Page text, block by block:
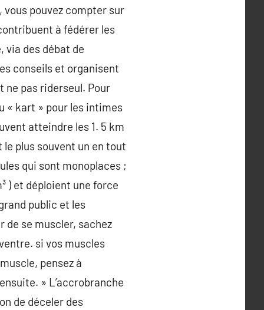
pouvez compter sur
à fédérer les
des débat de
conseils et organisent
ne pas riderseul. Pour
« kart » pour les intimes
atteindre les 1. 5 km
plus souvent un en tout
qui sont monoplaces ;
) et déploient une force
public et les
de se muscler, sachez
si vos muscles
pensez à
» L’accrobranche
de déceler des